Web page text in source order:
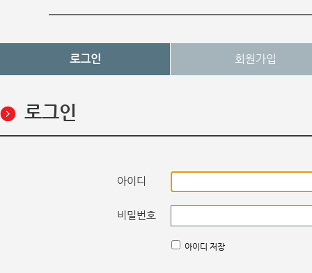
로그인 회원가입
로그인
아이디
비밀번호
아이디 저장